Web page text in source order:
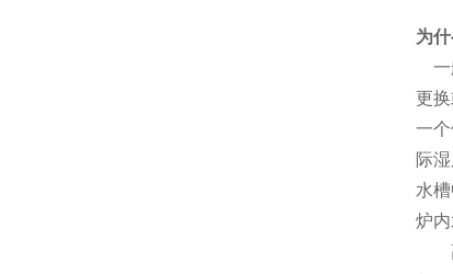
为
一
更
一
际
水
炉
高